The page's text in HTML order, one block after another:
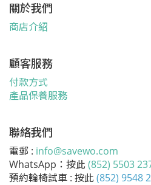
關於我們
商店介紹
顧客服務
付款方式
產品保養服務
聯絡我們
電郵 : info@savewo.com
WhatsApp：按此 (852) 5503
預約輪椅試車 : 按此 (852) 9548